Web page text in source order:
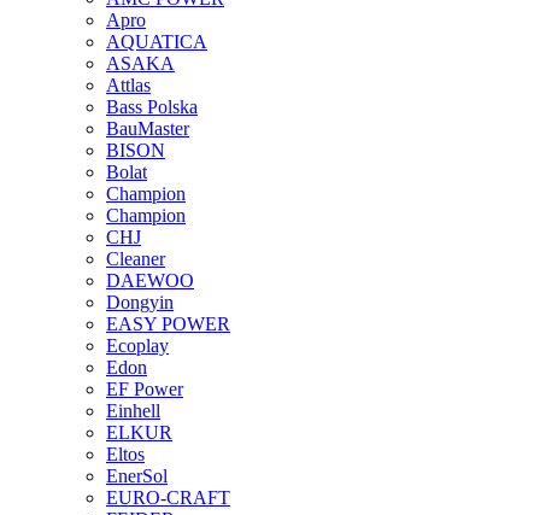
Apro
AQUATICA
ASAKA
Attlas
Bass Polska
BauMaster
BISON
Bolat
Champion
Champion
CHJ
Cleaner
DAEWOO
Dongyin
EASY POWER
Ecoplay
Edon
EF Power
Einhell
ELKUR
Eltos
EnerSol
EURO-CRAFT